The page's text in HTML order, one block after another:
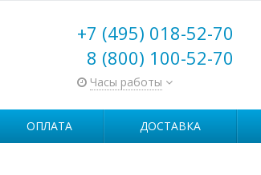
+7 (495) 018-52-70
8 (800) 100-52-70
Часы работы
ОПЛАТА ДОСТАВКА